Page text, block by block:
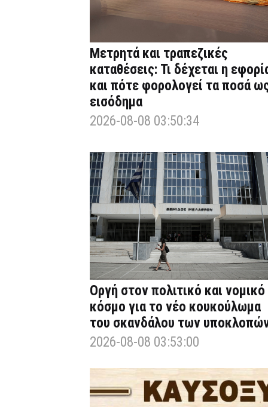
Μετρητά και τραπεζικές
καταθέσεις: Τι δέχεται η
και πότε φορολογεί τα ποσά
εισόδημα
2026-08-08 03:50:34
Οργή στον πολιτικό και νομικό
κόσμο για το νέο κουκούλωμα
του σκανδάλου των
2026-08-08 03:53:00